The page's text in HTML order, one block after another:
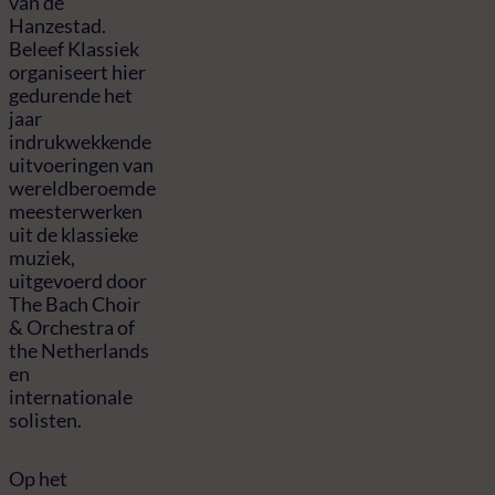
Hanzestad.
Beleef Klassiek
organiseert hier
gedurende het
jaar
indrukwekkende
uitvoeringen van
wereldberoemde
meesterwerken
uit de klassieke
muziek,
uitgevoerd door
The Bach Choir
& Orchestra of
the Netherlands
en
internationale
solisten.
Op het